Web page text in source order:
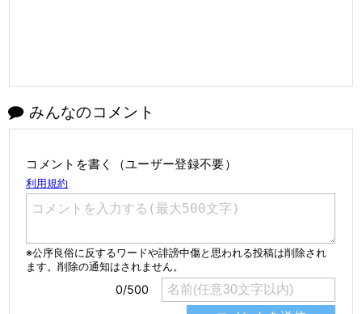
みんなのコメント
コメントを書く（ユーザー登録不要）